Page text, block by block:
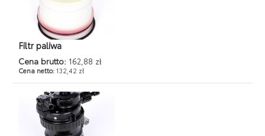
Filtr paliwa
Cena brutto: 162,88 zł
Cena netto:132,42 zł